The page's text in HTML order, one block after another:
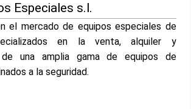
Especiales s.l.
el mercado de equipos especiales de
en la venta, alquiler y
de una amplia gama de equipos de
a la seguridad.